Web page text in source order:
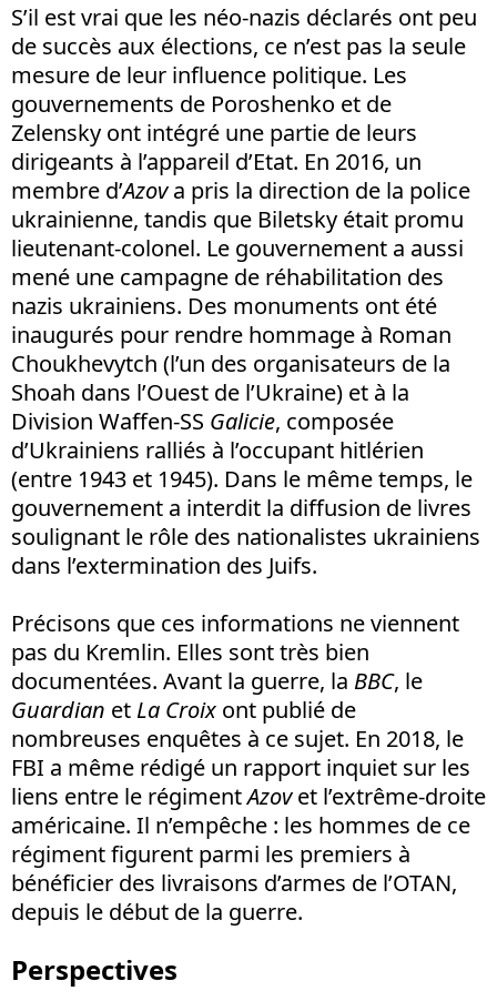
S’il est vrai que les néo-nazis déclarés ont peu
de succès aux élections, ce n’est pas la seule
mesure de leur influence politique. Les
gouvernements de Poroshenko et de
Zelensky ont intégré une partie de leurs
dirigeants à l’appareil d’Etat. En 2016, un
membre d’Azova pris la direction de la police
ukrainienne, tandis que Biletsky était promu
lieutenant-colonel. Le gouvernement a aussi
mené une campagne de réhabilitation des
nazis ukrainiens. Des monuments ont été
inaugurés pour rendre hommage à Roman
Choukhevytch (l’un des organisateurs de la
Shoah dans l’Ouest de l’Ukraine) et à la
Division Waffen-SS Galicie, composée
d’Ukrainiens ralliés à l’occupant hitlérien
(entre 1943 et 1945). Dans le même temps, le
gouvernement a interdit la diffusion de livres
soulignant le rôle des nationalistes ukrainiens
dans l’extermination des Juifs.
Précisons que ces informations ne viennent
pas du Kremlin. Elles sont très bien
documentées. Avant la guerre, la BBC, le
Guardian et La Croix ont publié de
nombreuses enquêtes à ce sujet. En 2018, le
FBI a même rédigé un rapport inquiet sur les
liens entre le régimentAzovet l’extrême-droite
américaine. Il n’empêche : les hommes de ce
régiment figurent parmi les premiers à
bénéficier des livraisons d’armes de l’OTAN,
depuis le début de la guerre.
Perspectives